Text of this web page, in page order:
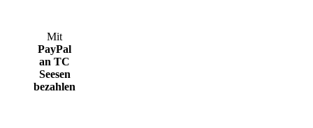
Mit
PayPal
an TC
Seesen
bezahlen